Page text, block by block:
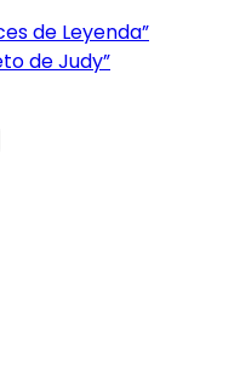
de Leyenda”
de Judy”